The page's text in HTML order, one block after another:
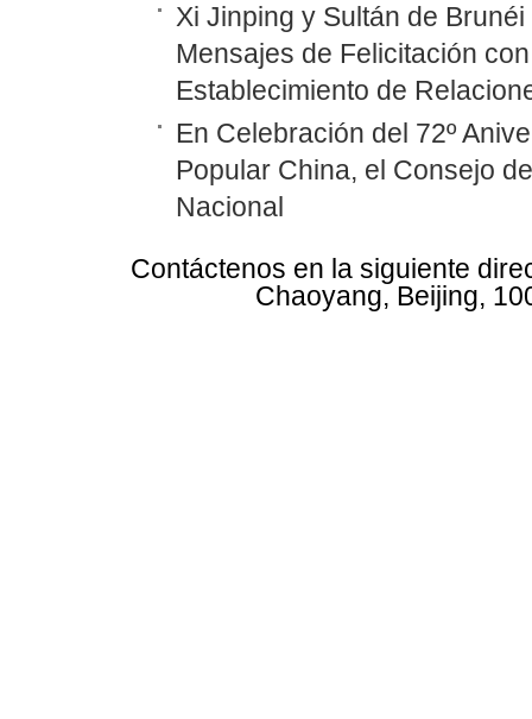
Xi Jinping y Sultán de
Mensajes de Felicitación
Establecimiento de
En Celebración del 72º
Popular China, el Consejo
Nacional
Contáctenos en la siguiente
Chaoyang, Beijing,